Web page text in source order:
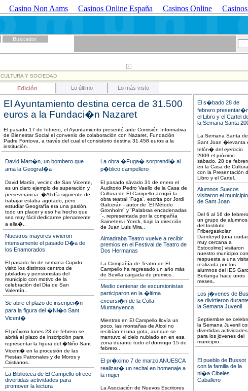
Casino Non Aams Casinos Online España Casinos Online
Buscador
CULTURA Y SOCIEDAD
Edición Lo último Lo más visto
El Ayuntamiento destina cerca de 31.500
euros a la Fundaci�n Nazaret
El pasado 17 de febrero, el Ayuntamiento presentó ante Comisión Informativa
de Bienestar Social el convenio de colaboración con Nazaret, Fundación
Padre Fontova, a través del cual el consistorio destina 31.458 euros a la
institución..
David Mart�n, un bombero que
ama la Geograf�a
David Martín, vecino de San Vicente,
es un claro ejemplo de superación y
perseverancia. �Al día siguiente de
trabajar estaba agotado, pero
estudiar Geografía era una pasión,
todo un placer y eso ha hecho que
sea muy fácil dedicarme plenamente
a ella�..
Nuestros mayores vivieron
intensamente el pasado D�a de
los Enamorados
El pasado fin de semana Cupido
visitó los distintos centros de
jubilados y pensionistas del
municipio con motivo de la
celebración del Día de San
Valentín..
Se abre el plazo de inscripci�n
para la figura del �Ni�o Sant
Vicent�
El próximo lunes 23 de febrero se
abrirá el plazo de inscripción para
representar la figura del �Niño Sant
Vicent� en la procesión de las
Fiestas Patronales y de Moros y
Cristianos..
La Biblioteca de El Campello ofrece
divertidas actividades para
promover la lectura
La obra �Fuga� sorprendi� al
p�blico campellero
El pasado sávado 31 de enero el
Auditorio Pedro Vaello de la Casa de
Cultura de El Campello acogió la
obra teatral ´Fuga´, escrita por Jordi
Galcerán - autor de ´El Método
Gronholm´ y ´Palabras encadenadas
´-, representada por la compañía
Saineters i Yorick, bajo la dirección
de Juan Luis Mira..
Almadraba Teatro vuelve a recibir
premios en el Festival de Teatro de
Dos Hermanas
La Compañía de Teatro de El
Campello ha regresado un año más
de Sevilla cargada de premios..
Medio centenar de excursionistas
participaron en la �ltima
excursi�n de la Colla
Muntanyenca
Mientras en El Campello llovía un
poco, las montañas de Alcoi no
recibían ni una gota, aunque se
mantuvo el cielo nublado en en esa
zona durante todo el domingo 15 de
febrero..
El pr�ximo 7 de marzo ANUESCA
realizar� un recital en homenaje a
la mujer
La Asociación de Nuevos Escritores
El s�bado 28 de
febrero
el Libro y el Cartel
la Semana Santa
La Semana Santa de
Sant Joan �levanta
telón� del ejercicio
2009 el próximo
sábado, 28 de
en la Casa de Cultura,
con la Presentación
Libro y el Cartel..
Alumnos Suecos
visitaron el municipio
de Sant Joan
Del 6 al 16 de febrero
un grupo de alumnos
del Instituto
Fribergaskolan
Danderyd (una
muy cercana a
Estocolmo) visitaron
nuestro municipio
respuesta a una visita
realizada por los
alumnos del IES
Berlanga hace unos
meses..
Los j�venes de
se divirtieron
la Semana Juvenil
Septiembre se
la Semana Juvenil
divertidas actividades
para los jóvenes del
municipio..
El pueblo de Bussot
con la familia de la
ni�a Cibeles
Caballero